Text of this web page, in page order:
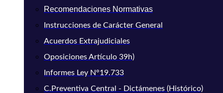
Recomendaciones Normativas
Instrucciones de Carácter General
Acuerdos Extrajudiciales
Oposiciones Artículo 39h)
Informes Ley N°19.733
C.Preventiva Central - Dictámenes (Histórico)